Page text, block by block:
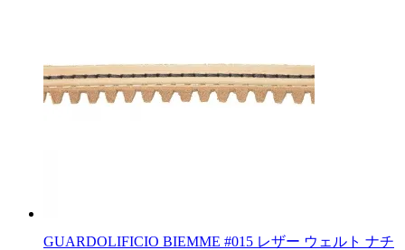
GUARDOLIFICIO BIEMME #015 レザー ウェルト ナチ